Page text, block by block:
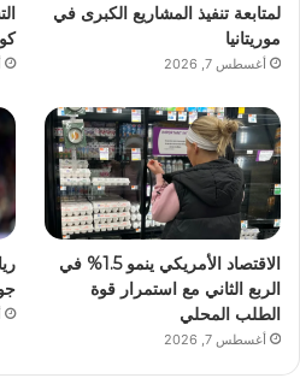
لمتابعة تنفيذ المشاريع الكبرى في
موريتانيا
أغسطس 7, 2026
الاقتصاد الأمريكي ينمو 1.5% في
الربع الثاني مع استمرار قوة
الطلب المحلي
أغسطس 7, 2026